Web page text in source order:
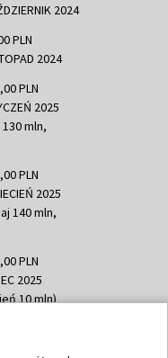
2024
PLN
2024
PLN
2025
mln,
PLN
2025
140 mln,
PLN
2025
10 mln)
PLN